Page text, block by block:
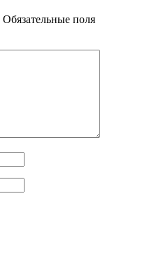
Обязательные поля